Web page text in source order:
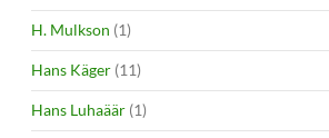
H. Mulkson (1)
Hans Käger (11)
Hans Luhaäär (1)